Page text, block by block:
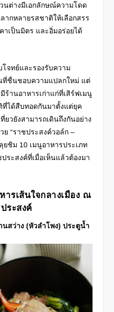
ต่างมีเอกลักษณ์ความโดด
ากหลายรสชาติให้เลือกสรร
าเป็นมิตร และอิ่มอร่อยได้
ย์และรองรับความ
ที่ชื่นชอบความแปลกใหม่ แต่
ร้านอาหารเก่าแก่ที่เสิร์ฟเมนู
ได้สืบทอดกันมาตั้งแต่ยุค
ยวยังสามารถเดินถึงกันอย่าง
ย “ราชประสงค์วอล์ก –
ยชิม 10 เมนูอาหารประเภท
ระสงค์ที่เมื่อเห็นแล้วต้องมา
ารเส้นใจกลางเมือง ณ
ระสงค์
นสว่าง (หัวลำโพง) ประตูน้ำ